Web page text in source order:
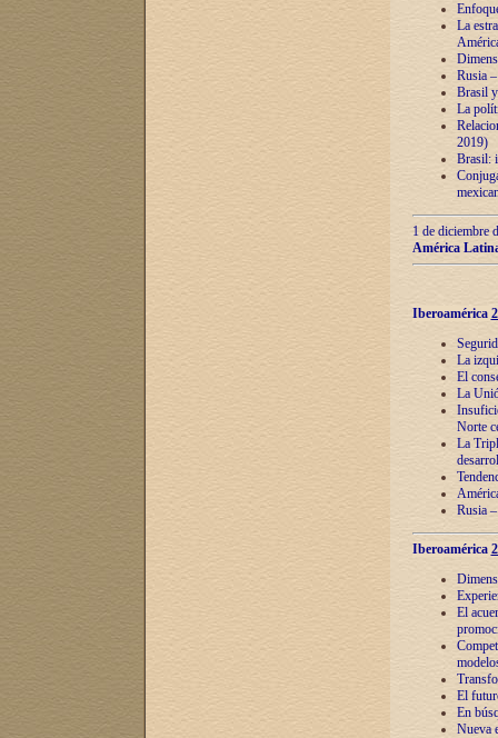
La
Rusia
Brasil
La
2019)
Brasil:
1 de diciembre
América
Iberoamérica
La
El
La
Norte
La
Rusia
Iberoamérica
El
El
En
Nueva